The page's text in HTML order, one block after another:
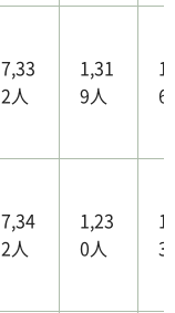
7,33
2人
1,31
9人
6
7,34
2人
1,23
0人
3